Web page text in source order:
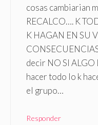
cosas cambiarian
RECALCO…. K
K HAGAN EN SU
decir NO SI
hacer todo lo k
el grupo…
Responder